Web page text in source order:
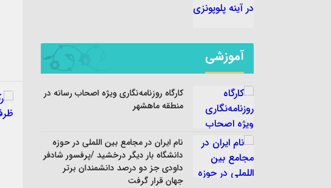
آموزشی
کارگاه روزنامه‌نگاری ویژه اصحاب رسانه در
منطقه ماهشهر
نام ایران در مجامع بین اللملی در حوزه
دانشگاه بار دیگر درخشید /پرفسور شادفر
داودی جز دو درصد دانشمندان برتر
جهان قرار گرفت